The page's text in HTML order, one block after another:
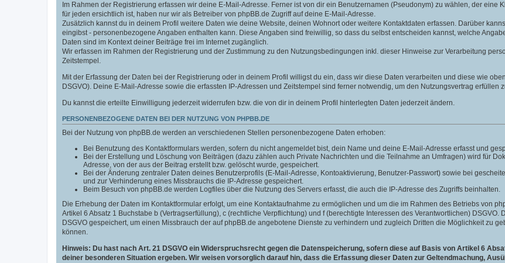
Im Rahmen der Registrierung erfassen wir deine E-Mail-Adresse. Ferner ist von dir ein Benutzernamen (Pseudonym) zu wählen, der
für jeden ersichtlich ist, haben nur wir als Betreiber von phpBB.de Zugriff auf deine E-Mail-Adresse.
Zusätzlich kannst du in deinem Profil weitere Daten wie deine Website, deinen Wohnort oder weitere Kontaktdaten erfassen. Darüber
eingibst - personenbezogene Angaben enthalten kann. Diese Angaben sind freiwillig, so dass du selbst entscheiden kannst, welche
Daten sind im Kontext deiner Beiträge frei im Internet zugänglich.
Wir erfassen im Rahmen der Registrierung und der Zustimmung zu den Nutzungsbedingungen inkl. dieser Hinweise zur Verarbeitung
Zeitstempel.
Mit der Erfassung der Daten bei der Registrierung oder in deinem Profil willigst du ein, dass wir diese Daten verarbeiten und diese wie
DSGVO). Deine E-Mail-Adresse sowie die erfassten IP-Adressen und Zeitstempel sind ferner notwendig, um den Nutzungsvertrag erfüllen
Du kannst die erteilte Einwilligung jederzeit widerrufen bzw. die von dir in deinem Profil hinterlegten Daten jederzeit ändern.
PERSONENBEZOGENE DATEN BEI DER NUTZUNG VON PHPBB.DE
Bei der Nutzung von phpBB.de werden an verschiedenen Stellen personenbezogene Daten erhoben:
Bei Benutzung des Kontaktformulars werden, sofern du nicht angemeldet bist, dein Name und deine E-Mail-Adresse erfasst und
Bei der Erstellung und Löschung von Beiträgen (dazu zählen auch Private Nachrichten und die Teilnahme an Umfragen) wird für
Adresse, von der aus der Beitrag erstellt bzw. gelöscht wurde, gespeichert.
Bei der Änderung zentraler Daten deines Benutzerprofils (E-Mail-Adresse, Kontoaktivierung, Benutzer-Passwort) sowie bei
und zur Verhinderung eines Missbrauchs die IP-Adresse gespeichert.
Beim Besuch von phpBB.de werden Logfiles über die Nutzung des Servers erfasst, die auch die IP-Adresse des Zugriffs beinhalten.
Die Erhebung der Daten im Kontaktformular erfolgt, um eine Kontaktaufnahme zu ermöglichen und um die im Rahmen des Betriebs von
Artikel 6 Absatz 1 Buchstabe b (Vertragserfüllung), c (rechtliche Verpflichtung) und f (berechtigte Interessen des Verantwortlichen)
DSGVO gespeichert, um einen Missbrauch der auf phpBB.de angebotene Dienste zu verhindern und zugleich Dritten die Möglichkeit zu
können.
Hinweis: Du hast nach Art. 21 DSGVO ein Widerspruchsrecht gegen die Datenspeicherung, sofern diese auf Basis von Artikel 6
deiner besonderen Situation ergeben. Wir weisen vorsorglich darauf hin, dass die Erfassung dieser Daten zur Geltendmachung,